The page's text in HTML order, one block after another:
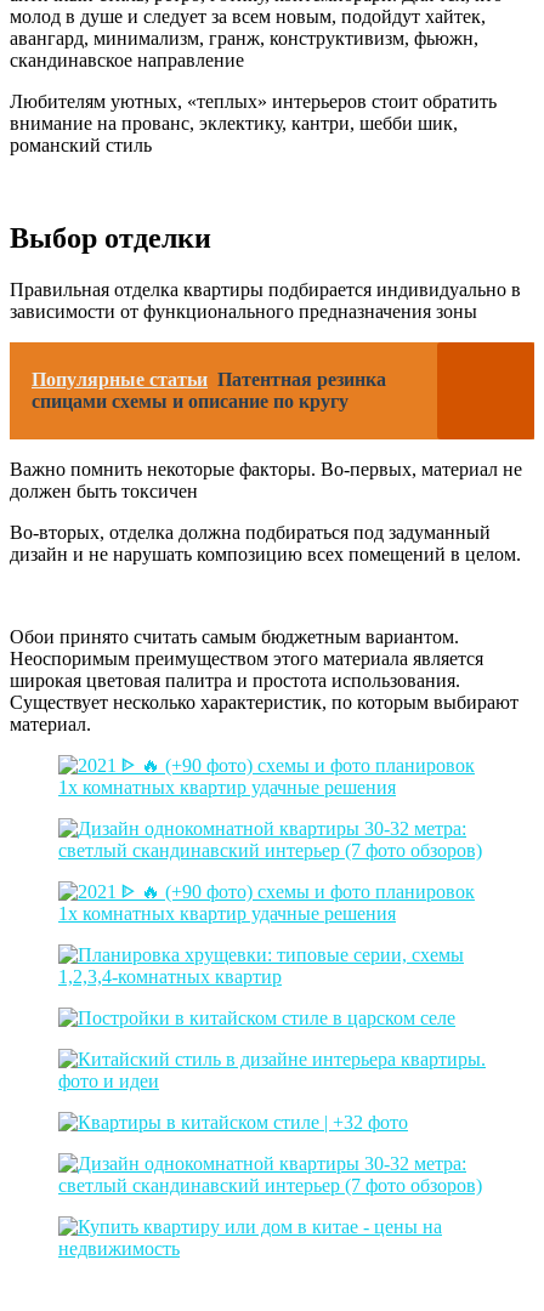
молод в душе и следует за всем новым, подойдут хайтек,
авангард, минимализм, гранж, конструктивизм, фьюжн,
скандинавское направление
Любителям уютных, «теплых» интерьеров стоит обратить
внимание на прованс, эклектику, кантри, шебби шик,
романский стиль
Выбор отделки
Правильная отделка квартиры подбирается индивидуально в
зависимости от функционального предназначения зоны
Популярные статьи Патентная резинка
спицами схемы и описание по кругу
Важно помнить некоторые факторы. Во-первых, материал не
должен быть токсичен
Во-вторых, отделка должна подбираться под задуманный
дизайн и не нарушать композицию всех помещений в целом.
Обои принято считать самым бюджетным вариантом.
Неоспоримым преимуществом этого материала является
широкая цветовая палитра и простота использования.
Существует несколько характеристик, по которым выбирают
материал.